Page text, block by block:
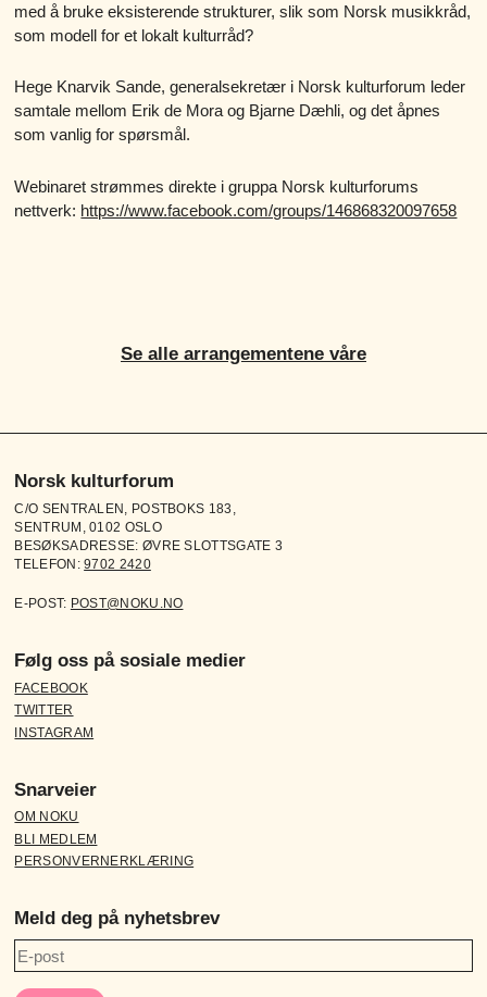
med å bruke eksisterende strukturer, slik som Norsk musikkråd,
som modell for et lokalt kulturråd?
Hege Knarvik Sande, generalsekretær i Norsk kulturforum leder
samtale mellom Erik de Mora og Bjarne Dæhli, og det åpnes
som vanlig for spørsmål.
Webinaret strømmes direkte i gruppa Norsk kulturforums
nettverk: https://www.facebook.com/groups/146868320097658
Se alle arrangementene våre
Norsk kulturforum
C/O SENTRALEN, POSTBOKS 183,
SENTRUM, 0102 OSLO
BESØKSADRESSE: ØVRE SLOTTSGATE 3
TELEFON:9702 2420
E-POST: POST@NOKU.NO
Følg oss på sosiale medier
FACEBOOK
TWITTER
INSTAGRAM
Snarveier
OM NOKU
BLI MEDLEM
PERSONVERNERKLÆRING
Meld deg på nyhetsbrev